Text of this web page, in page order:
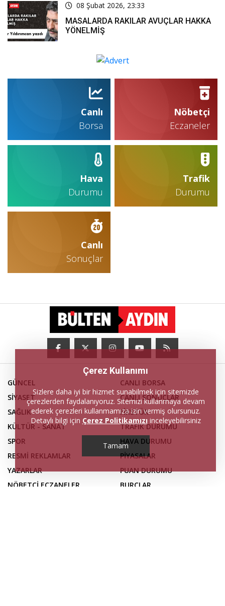
08 Şubat 2026, 23:33
MASALARDA RAKILAR AVUÇLAR HAKKA
YÖNELMİŞ
Canlı
Borsa
Nöbetçi
Eczaneler
Hava
Durumu
Trafik
Durumu
Canlı
Sonuçlar
GÜNCEL
SİYASET
SAĞLIK
KÜLTÜR - SANAT
SPOR
RESMİ REKLAMLAR
YAZARLAR
NÖBETÇİ ECZANELER
CANLI BORSA
CANLI SONUÇLAR
FİKSTÜR
TRAFİK DURUMU
HAVA DURUMU
PİYASALAR
PUAN DURUMU
BURÇLAR
Çerez Kullanımı
Sizlere daha iyi bir hizmet sunabilmek için sitemizde
çerezlerden faydalanıyoruz. Sitemizi kullanmaya devam
ederek çerezleri kullanmamıza izin vermiş olursunuz.
Detaylı bilgi için Çerez Politikamızı inceleyebilirsiniz
Tamam